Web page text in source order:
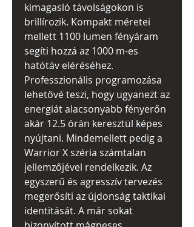
kimagasló távolságokon is
brillírozik. Kompakt méretei
mellett 1100 lumen fényáram
segíti hozzá az 1000 m-es
hatótáv eléréséhez.
Professzionális programozása
lehetővé teszi, hogy ugyanezt az
energiát alacsonyabb fényerőn
akár 12.5 órán keresztül képes
nyújtani. Mindemellett pedig a
Warrior X széria számtalan
jellemzőjével rendelkezik. Az
egyszerű és agresszív tervezés
megerősíti az újdonság taktikai
identitását. A már sokat